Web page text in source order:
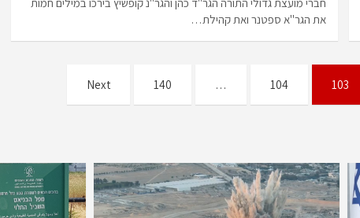
את הגר"א ספטנר ואת קהילת…
103
104
…
140
Next